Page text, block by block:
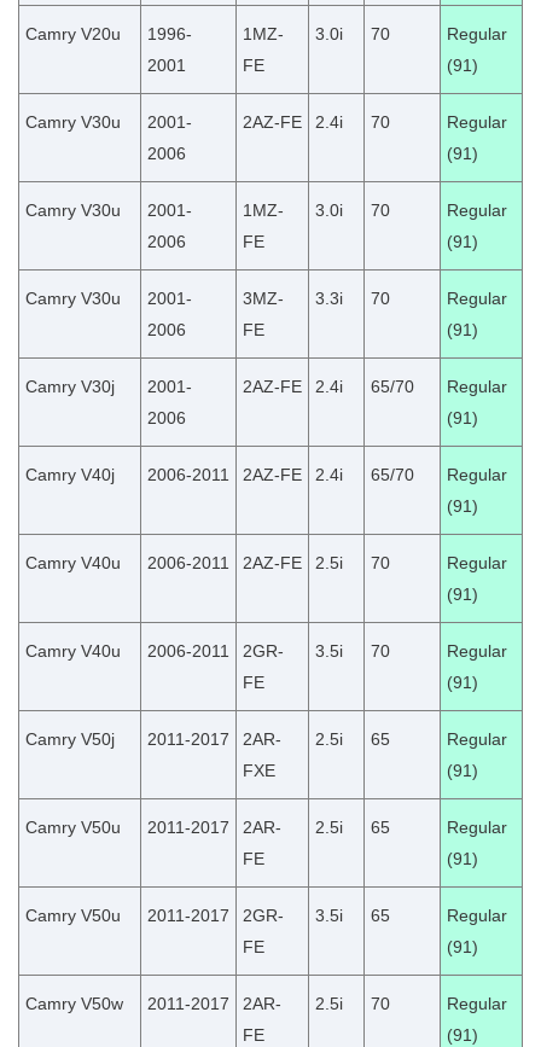
Camry V20u
1996-
2001
1MZ-
FE
3.0i 70
Regular
(91)
Camry V30u
2001-
2006
2AZ-FE 2.4i 70
Regular
(91)
Camry V30u
2001-
2006
1MZ-
FE
3.0i 70
Regular
(91)
Camry V30u
2001-
2006
3MZ-
FE
3.3i 70
Regular
(91)
Camry V30j
2001-
2006
2AZ-FE 2.4i 65/70
Regular
(91)
Camry V40j 2006-2011 2AZ-FE 2.4i 65/70
Regular
(91)
Camry V40u 2006-2011 2AZ-FE 2.5i 70
Regular
(91)
Camry V40u 2006-2011
2GR-
FE
3.5i 70
Regular
(91)
Camry V50j 2011-2017
2AR-
FXE
2.5i 65
Regular
(91)
Camry V50u 2011-2017
2AR-
FE
2.5i 65
Regular
(91)
Camry V50u 2011-2017
2GR-
FE
3.5i 65
Regular
(91)
Camry V50w 2011-2017
2AR-
FE
2.5i 70
Regular
(91)